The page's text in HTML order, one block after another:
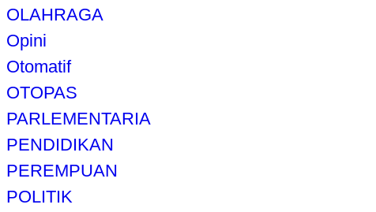
OLAHRAGA
Opini
Otomatif
OTOPAS
PARLEMENTARIA
PENDIDIKAN
PEREMPUAN
POLITIK